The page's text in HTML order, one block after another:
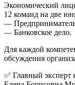
Экономический
12 команд на две
—
— Банковское дело.
Для каждой
обсуждения
✅ Главный